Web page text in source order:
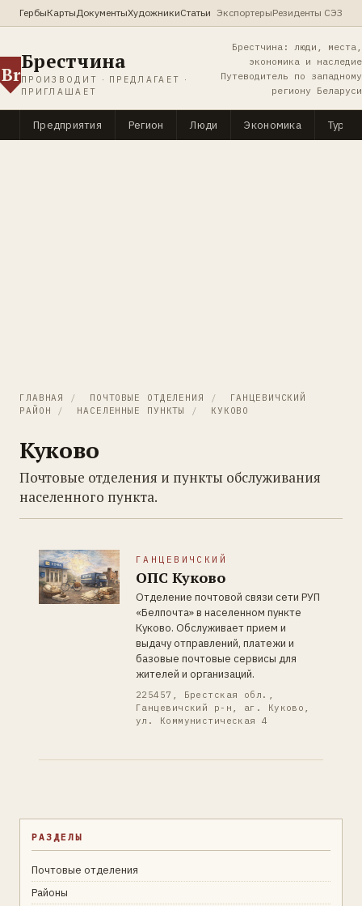
ГербыКартыДокументыХудожникиСтатьи ЭкспортерыРезиденты СЭЗ
Br
Брестчина
ПРОИЗВОДИТ · ПРЕДЛАГАЕТ ·
ПРИГЛАШАЕТ
Брестчина: люди, места,
экономика и наследие
Путеводитель по западному
региону Беларуси
Предприятия Регион Люди Экономика
ГЛАВНАЯ / ПОЧТОВЫЕ ОТДЕЛЕНИЯ /
ГАНЦЕВИЧСКИЙ
РАЙОН
/ НАСЕЛЕННЫЕ ПУНКТЫ / КУКОВО
Куково
Почтовые отделения и пункты обслуживания
населенного пункта.
ГАНЦЕВИЧСКИЙ
ОПС Куково
Отделение почтовой связи сети РУП
«Белпочта» в населенном пункте
Куково. Обслуживает прием и
выдачу отправлений, платежи и
базовые почтовые сервисы для
жителей и организаций.
225457, Брестская обл.,
Ганцевичский р-н, аг. Куково,
ул. Коммунистическая 4
РАЗДЕЛЫ
Почтовые отделения
Районы